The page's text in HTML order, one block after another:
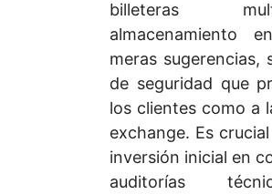
billeteras
almacenamiento
meras sugerencias,
de seguridad que
los clientes como a
exchange. Es
inversión inicial en
auditorías